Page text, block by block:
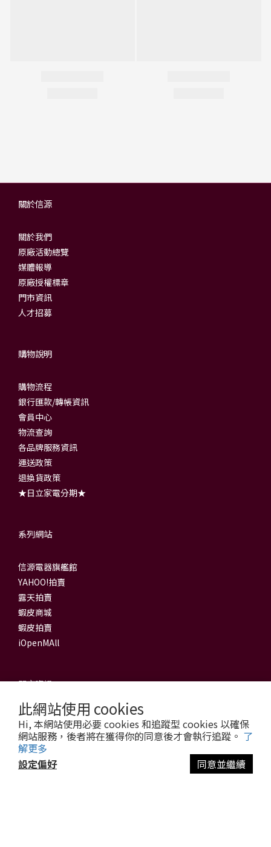
此網站使用 cookies
Hi, 本網站使用必要 cookies 和追蹤型 cookies 以確保
網站服務，後者將在獲得你的同意後才會執行追蹤。 了
解更多
設定偏好
同意並繼續
關於信源
關於我們
原廠活動總覽
媒體報導
原廠授權標章
門市資訊
人才招募
購物說明
購物流程
銀行匯款/轉帳資訊
會員中心
物流查詢
各品牌服務資訊
運送政策
退換貨政策
★日立家電分期★
系列網站
信源電器旗艦館
YAHOO!拍賣
露天拍賣
蝦皮商城
蝦皮拍賣
iOpenMAll
門市資訊
信源電器有限公司
新莊旗艦館
地址：242 新北市新莊區公園路63號
電話：(02) 2998-9288 (代表號)